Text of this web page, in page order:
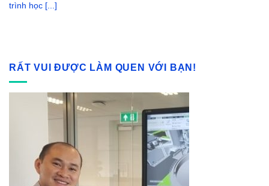
trình học [...]
RẤT VUI ĐƯỢC LÀM QUEN VỚI BẠN!